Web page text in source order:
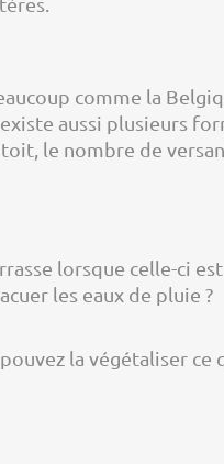
comme la
aussi plusieurs
le nombre de
lorsque celle-ci est
les eaux de pluie ?
la végétaliser ce